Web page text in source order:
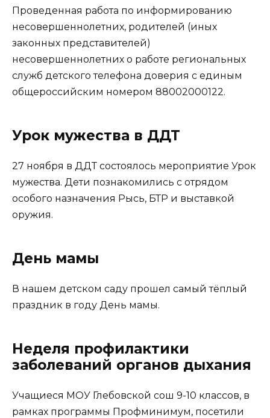
Проведенная работа по информированию
несовершеннолетних, родителей (иных
законных представителей)
несовершеннолетних о работе региональных
служб детского телефона доверия с единым
общероссийским номером 88002000122.
Урок мужества в ДДТ
27 ноября в ДДТ состоялось мероприятие Урок
мужества. Дети познакомились с отрядом
особого назначения Рысь, БТР и выставкой
оружия.
День мамы
В нашем детском саду прошел самый тёплый
праздник в году День мамы.
Неделя профилактики
заболеваний органов дыхания
Учащиеся МОУ Глебовской сош 9-10 классов, в
рамках программы Профминимум, посетили